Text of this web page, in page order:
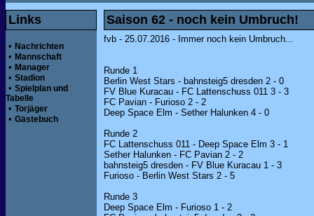
Links
• Nachrichten
• Mannschaft
• Manager
• Stadion
• Spielplan und
Tabelle
• Torjäger
• Gästebuch
Saison 62 - noch kein Umbruch!
fvb - 25.07.2016 - Immer noch kein Umbruch...
Runde 1
Berlin West Stars - bahnsteig5 dresden 2 - 0
FV Blue Kuracau - FC Lattenschuss 011 3 - 3
FC Pavian - Furioso 2 - 2
Deep Space Elm - Sether Halunken 4 - 0
Runde 2
FC Lattenschuss 011 - Deep Space Elm 3 - 1
Sether Halunken - FC Pavian 2 - 2
bahnsteig5 dresden - FV Blue Kuracau 1 - 3
Furioso - Berlin West Stars 2 - 5
Runde 3
Deep Space Elm - Furioso 1 - 2